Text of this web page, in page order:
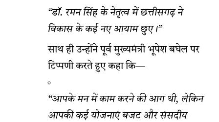
“डॉ. रमन सिंह के नेतृत्व में छत्तीसगढ़ ने
विकास के कई नए आयाम छुए।”
साथ ही उन्होंने पूर्व मुख्यमंत्री भूपेश बघेल पर
टिप्पणी करते हुए कहा कि—
“आपके मन में काम करने की आग थी, लेकिन
आपकी कई योजनाएं बजट और संसदीय